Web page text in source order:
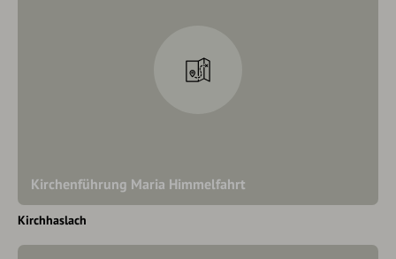
Kirchenführung Maria Himmelfahrt
Kirchhaslach